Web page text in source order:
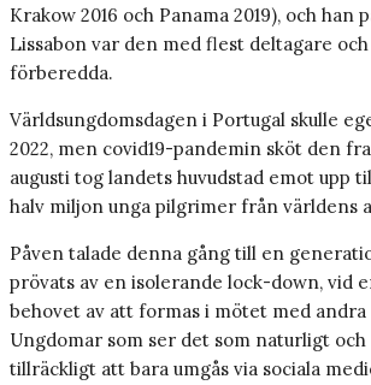
Krakow 2016 och Panama 2019), och han
Lissabon var den med flest deltagare
förberedda.
Världsungdomsdagen i Portugal skulle
2022, men covid19-­pandemin sköt den
augusti tog landets huvudstad emot upp
halv miljon unga pilgrimer från världens
Påven talade denna gång till en
prövats av en isolerande lock-down, vid
behovet av att formas i mötet med andra
Ungdomar som ser det som naturligt
tillräckligt att bara umgås via sociala